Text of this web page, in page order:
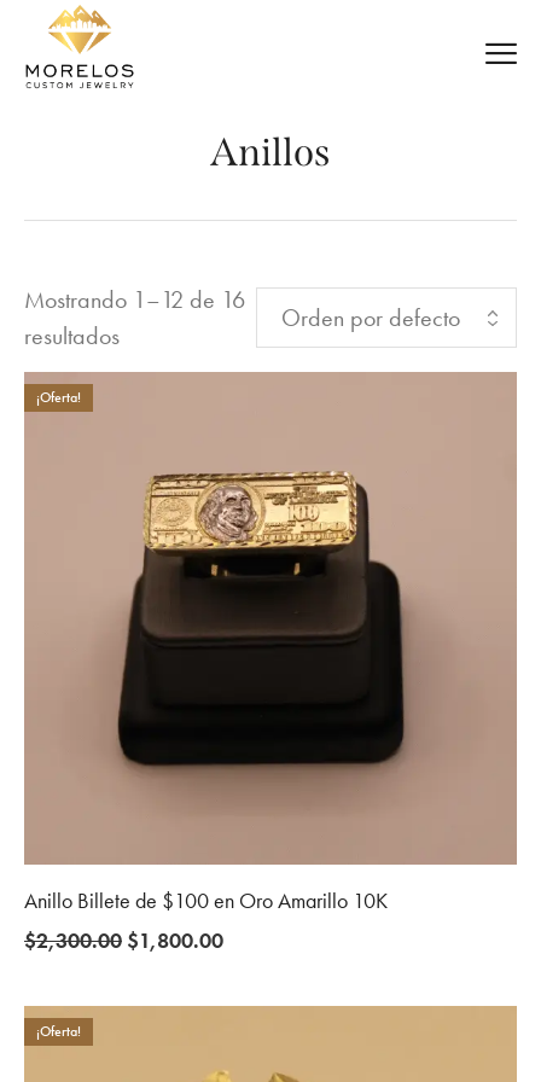
Anillos
Mostrando 1–12 de 16
resultados
¡Oferta!
Anillo Billete de $100 en Oro Amarillo 10K
$2,300.00 Original
was:
$1,800.00Current
is:
¡Oferta!